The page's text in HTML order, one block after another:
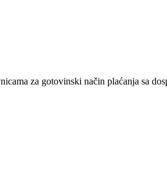
za gotovinski način plaćanja sa